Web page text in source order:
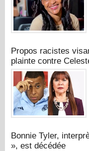
Propos racistes
plainte contre
Bonnie Tyler,
», est décédée